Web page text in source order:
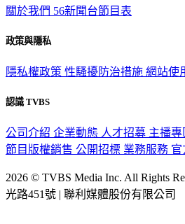
關於我們 56新聞台節目表
政策與隱私
隱私權政策 性騷擾防治措施 網站使
認識 TVBS
公司介紹 企業動態 人才招募 主播專
節目版權銷售 公開招標 業務服務 官
2026 © TVBS Media Inc. All Rights
光路451號 | 聯利媒體股份有限公司